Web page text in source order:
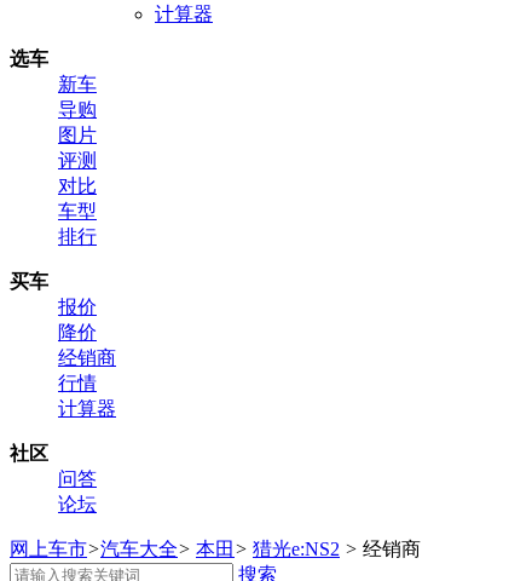
计算器
选车
新车
导购
图片
评测
对比
车型
排行
买车
报价
降价
经销商
行情
计算器
社区
问答
论坛
网上车市>汽车大全> 本田 > 猎光e:NS2 > 经销商
搜索